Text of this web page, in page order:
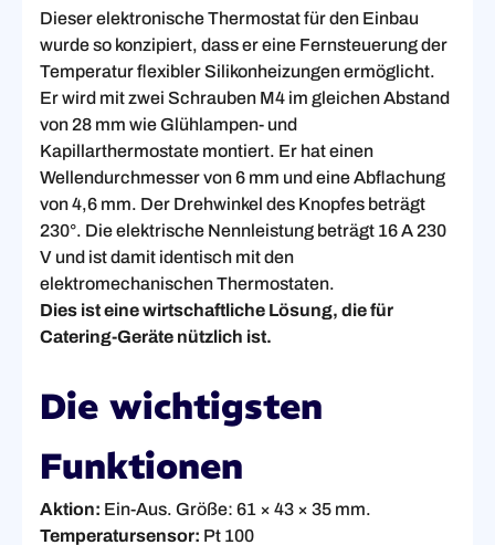
Dieser elektronische Thermostat für den Einbau
wurde so konzipiert, dass er eine Fernsteuerung der
Temperatur flexibler Silikonheizungen ermöglicht.
Er wird mit zwei Schrauben M4 im gleichen Abstand
von 28 mm wie Glühlampen- und
Kapillarthermostate montiert. Er hat einen
Wellendurchmesser von 6 mm und eine Abflachung
von 4,6 mm. Der Drehwinkel des Knopfes beträgt
230°. Die elektrische Nennleistung beträgt 16 A 230
V und ist damit identisch mit den
elektromechanischen Thermostaten.
Dies ist eine wirtschaftliche Lösung, die für
Catering-Geräte nützlich ist.
Die wichtigsten
Funktionen
Aktion: Ein-Aus. Größe: 61 × 43 × 35 mm.
Temperatursensor: Pt 100